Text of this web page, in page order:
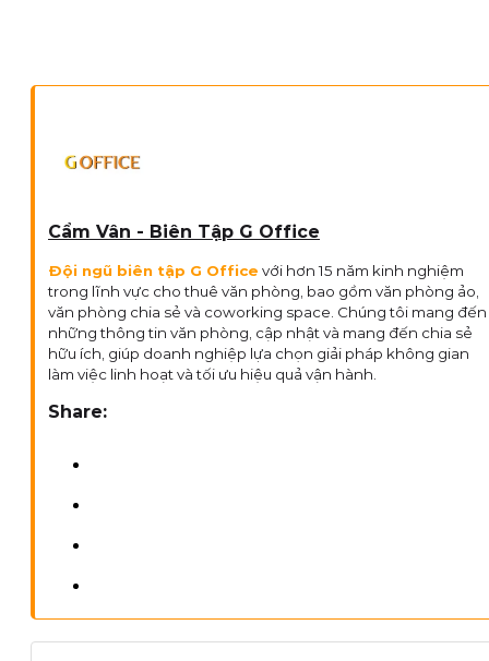
Cẩm Vân - Biên Tập G Office
Đội ngũ biên tập G Office với hơn 15 năm kinh nghiệm
trong lĩnh vực cho thuê văn phòng, bao gồm văn phòng ảo,
văn phòng chia sẻ và coworking space. Chúng tôi mang đến
những thông tin văn phòng, cập nhật và mang đến chia sẻ
hữu ích, giúp doanh nghiệp lựa chọn giải pháp không gian
làm việc linh hoạt và tối ưu hiệu quả vận hành.
Share: